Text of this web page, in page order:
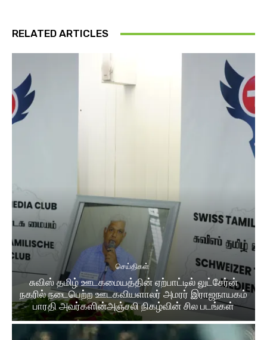
RELATED ARTICLES
செய்திகள்
சுவிஸ் தமிழ் ஊடகமையத்தின் ஏற்பாட்டில் லுட்சேர்ன்
நகரில் நடைபெற்ற ஊடகவியளாலர் அமரர் இராஜநாயகம்
பாரதி அவர்களின்அஞ்சலி நிகழ்வின் சில படங்கள்